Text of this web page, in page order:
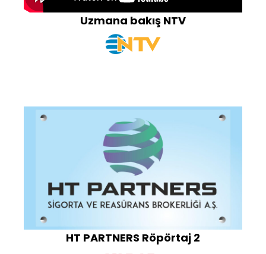
Uzmana bakış NTV
HT PARTNERS Röpörtaj 2